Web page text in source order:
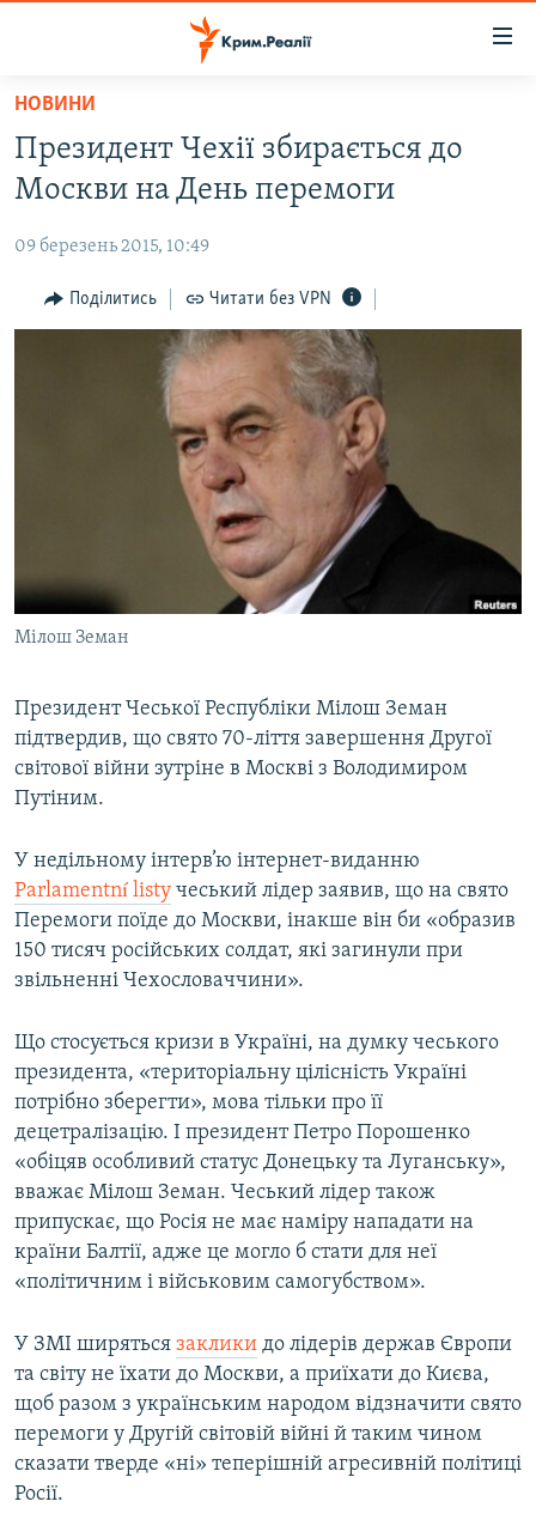
Перейти
основного
матеріалу
до
навігації
Перейти
ВОДА.КРИМ
ПОЛІТИКА
БЛОГИ
СВІДЧЕННЯ ОКУПАЦІЇ
УКРАЇНСЬКА ПРОБЛЕМА КРИМУ
ЯК ОБІЙТИ БЛОКУВАННЯ
Русский
Qırımtatar
Усі сайти RFE/RL
НОВИНИ
Президент Чехії збирається до
Москви на День перемоги
09 березень 2015, 10:49
Поділитись Читати без VPN
Мілош Земан
Президент Чеської Республіки Мілош Земан
підтвердив, що свято 70-ліття завершення Другої
світової війни зутріне в Москві з Володимиром
Путіним.
У недільному інтерв’ю інтернет-виданню
Parlamentní listy чеський лідер заявив, що на свято
Перемоги поїде до Москви, інакше він би «образив
150 тисяч російських солдат, які загинули при
звільненні Чехословаччини».
Що стосується кризи в Україні, на думку чеського
президента, «територіальну цілісність Україні
потрібно зберегти», мова тільки про її
децетралізацію. І президент Петро Порошенко
«обіцяв особливий статус Донецьку та Луганську»,
вважає Мілош Земан. Чеський лідер також
припускає, що Росія не має наміру нападати на
країни Балтії, адже це могло б стати для неї
«політичним і військовим самогубством».
У ЗМІ ширяться заклики до лідерів держав Європи
та світу не їхати до Москви, а приїхати до Києва,
щоб разом з українським народом відзначити cвято
перемоги у Другій світовій війні й таким чином
сказати тверде «ні» теперішній агресивній політиці
Росії.